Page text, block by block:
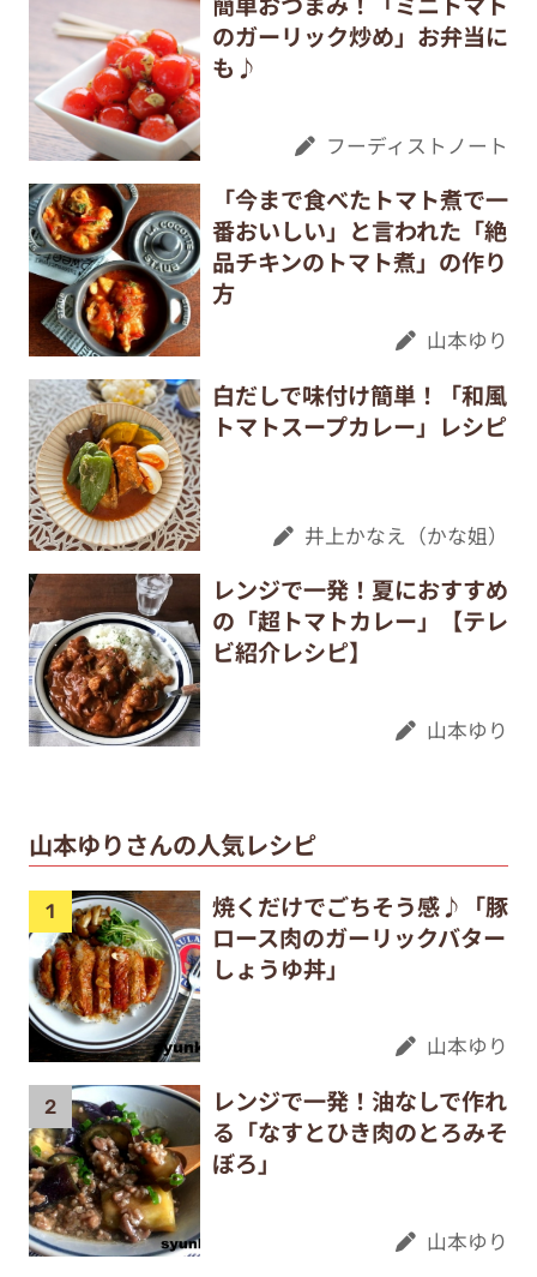
のガーリック炒め」お弁当に
も♪
フーディストノート
「今まで食べたトマト煮で一
番おいしい」と言われた「絶
品チキンのトマト煮」の作り
方
山本ゆり
白だしで味付け簡単！「和風
トマトスープカレー」レシピ
井上かなえ（かな姐）
レンジで一発！夏におすすめ
の「超トマトカレー」【テレ
ビ紹介レシピ】
山本ゆり
山本ゆりさんの人気レシピ
焼くだけでごちそう感♪「豚
ロース肉のガーリックバター
しょうゆ丼」
山本ゆり
レンジで一発！油なしで作れ
る「なすとひき肉のとろみそ
ぼろ」
山本ゆり